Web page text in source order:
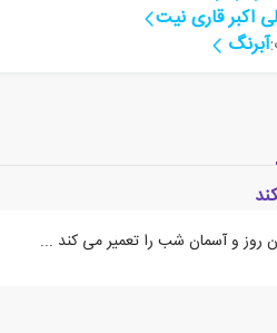
اکبر قاری نیت
آبرنگ
روز و آسمان شب را تعمیر می کند ...